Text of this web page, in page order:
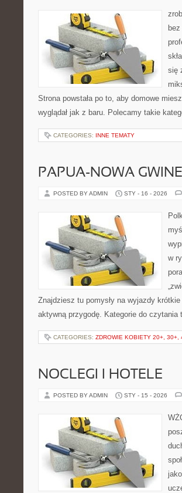
się
Strona powstała po to, aby domowe
wyglądał jak z baru. Polecamy takie
CATEGORIES: INNE TEMATY
PAPUA-NOWA
POSTED BY ADMIN STY - 16 - 2026
w
Znajdziesz tu pomysły na wyjazdy
aktywną przygodę. Kategorie do
CATEGORIES: ZDROWIE KOBIETY 20+, 30+,
NOCLEGI I HOTELE
POSTED BY ADMIN STY - 15 - 2026